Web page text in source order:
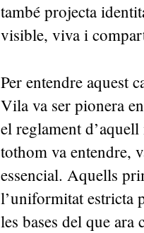
també projecta
visible, viva i
Per entendre aquest
Vila va ser pionera
el reglament
tothom va entendre,
essencial. Aquells
l’uniformitat estricta
les bases del que